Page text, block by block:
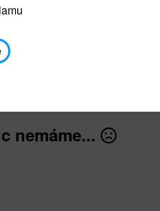
Prodejna UNICEF bude
osobním odběrem je možné
avodickova@unicef.cz nebo
dále
nemáme...